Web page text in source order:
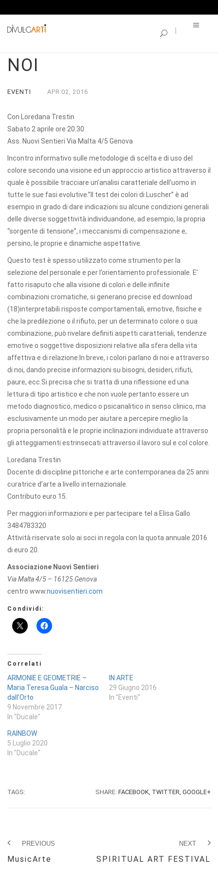
NOI
EVENTI APR 02, 2016
Con Loredana Trestin
Sabato 2 aprile ore 20.30
Ass. Nuovi Sentieri Via Malta 4/5 Genova
Incontro informativo sulle metodologie di scelta e di uso del
colore secondo una visione ed un approccio artistico attraverso il
quale è possibile tracciare un’analisi caratteriale dell’uomo in
tutte le sue fasi evolutive.”Il test dei colori di Luscher” è ad
esempio in grado di dare indicazioni su alcune condizioni generali
delle diverse soggettività individuandone, ad esempio, la propria
“sorgente di tensione”, i meccanismi di compensazione e,
persino, le proprie e dinamiche aspettative.
Questo test è spesso utilizzato come strumento per la
selezione del personale e per l’orientamento professionale. E’
fatto risaputo che alla visione di colori e delle infinite
combinazioni cromatiche, si generano precise ed download
(18)interpretabili risposte comportamentali, emotive, fisiche e
che la predilezione o il rifiuto, per un determinato colore o sua
combinazione, può rivelare definiti aspetti caratteriali, tendenze
emotive o soggettive disposizioni relative alla sfera della vita
affettiva e di relazione.In breve, i colori parlano di noi e attraverso
di noi, dando precise informazioni su bisogni, desideri, rifiuti,
paure, ecc.Si precisa che si tratta di una riflessione ed una
lettura di tipo artistico e che non vuole pertanto essere un
metodo diagnostico, medico o psicanalitico in senso clinico, ma
esclusivamente un modo per aiutare a percepire meglio la
propria personalità e le proprie inclinazioni individuate attraverso
gli atteggiamenti estrinsecati attraverso il lavoro sul e col colore.
Loredana Trestin
Docente di discipline pittoriche e arte contemporanea da 25 anni
curatrice d’arte a livello internazionale.
Contributo euro 15.
Per maggiori informazioni e per partecipare tel a Elisa Gallo
3484783320
Attività riservate solo ai soci in regola con la quota annuale 2016
di euro 20.
Associazione Nuovi Sentieri
Via Malta 4/5 – 16125 Genova
centro www.nuovisentieri.com
Condividi:
Correlati
ARMONIE E GEOMETRIE –
Maria Teresa Guala – Narciso
dall’Orto
9 Novembre 2017
In "Ducale"
IN ARTE
29 Giugno 2016
In "Eventi"
RAINBOW
5 Luglio 2020
In "Ducale"
TAGS: SHARE: FACEBOOK, TWITTER, GOOGLE+
PREVIOUS
MusicArte
NEXT
SPIRITUAL ART FESTIVAL